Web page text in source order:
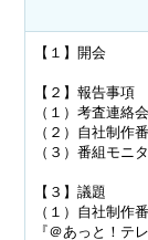
【１】開会
【２】報告事項
（１）考査連絡
（２）自社制作
（３）番組モニ
【３】議題
（１）自社制作
『＠あっと！テ